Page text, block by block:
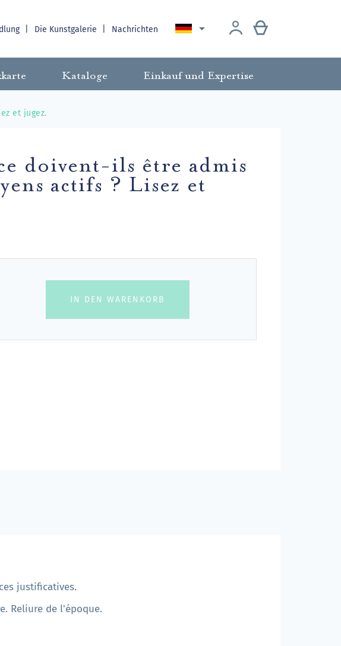
Die Kunstgalerie Nachrichten 
Kataloge Einkauf und Expertise
et jugez.
doivent-ils être admis
actifs ? Lisez et
IN DEN WARENKORB
justificatives.
Reliure de l'époque.